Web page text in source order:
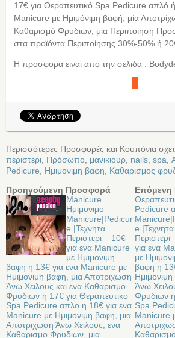
17€ για Θεραπευτικό Spa Pedicure απλό
Manicure με Ημιμόνιμη βαφή, μία
Καθαρισμό Φρυδιών, μία Περιποίηση
στα προϊόντα Περιποίησης 30%-50% ή
Η προσφορα ειναι απο την σελιδα :
Περισσότερες Προσφορές και Κουπόνια
περιστερι Πρόσωπο μανικιουρ nails spa
Pedicure
Ημιμονιμη βαφη Καθαρισμος
Προηγούμενη Προσφορά
Manicure
Ημιμονιμο –
Manicure|Pedicur
e |Τεχνητα
Περιστερι – 10€
για ενα Manicure
με Ημιμονιμη
βαφη η 13€ για ενα Manicure με
Ημιμονιμη βαφη, μια Αποτριχωση
Άνω Χειλους και ενα Καθαρισμο
Φρυδιων η 17€ για Θεραπευτικο
Spa Pedicure απλο η 18€ για ενα
Manicure με Ημιμονιμη βαφη, μια
Αποτριχωση Άνω Χειλους, ενα
Καθαρισμο Φρυδιων, μια
Pedicure
e |Τεχνητα
για ενα
με
βαφη η
Άνω
Φρυδιων
Spa
Manicure